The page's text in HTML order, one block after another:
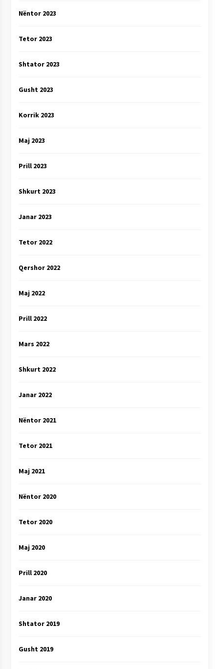
Nëntor 2023
Tetor 2023
Shtator 2023
Gusht 2023
Korrik 2023
Maj 2023
Prill 2023
Shkurt 2023
Janar 2023
Tetor 2022
Qershor 2022
Maj 2022
Prill 2022
Mars 2022
Shkurt 2022
Janar 2022
Nëntor 2021
Tetor 2021
Maj 2021
Nëntor 2020
Tetor 2020
Maj 2020
Prill 2020
Janar 2020
Shtator 2019
Gusht 2019